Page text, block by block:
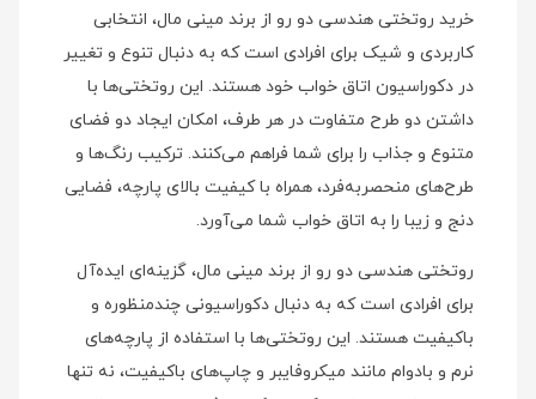
خرید روتختی هندسی دو رو از برند مینی‌ مال، انتخابی
کاربردی و شیک برای افرادی است که به دنبال تنوع و تغییر
در دکوراسیون اتاق خواب خود هستند. این روتختی‌ها با
داشتن دو طرح متفاوت در هر طرف، امکان ایجاد دو فضای
متنوع و جذاب را برای شما فراهم می‌کنند. ترکیب رنگ‌ها و
طرح‌های منحصربه‌فرد، همراه با کیفیت بالای پارچه، فضایی
دنج و زیبا را به اتاق خواب شما می‌آورد.
روتختی هندسی دو رو از برند مینی‌ مال، گزینه‌ای ایده‌آل
برای افرادی است که به دنبال دکوراسیونی چندمنظوره و
باکیفیت هستند. این روتختی‌ها با استفاده از پارچه‌های
نرم و بادوام مانند میکروفایبر و چاپ‌های باکیفیت، نه تنها